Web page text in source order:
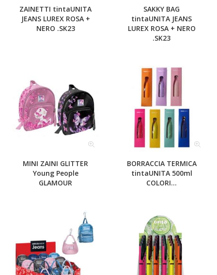
ZAINETTI tintaUNITA
JEANS LUREX ROSA +
NERO .SK23
SAKKY BAG
tintaUNITA JEANS
LUREX ROSA + NERO
.SK23
MINI ZAINI GLITTER
Young People
GLAMOUR
BORRACCIA TERMICA
tintaUNITA 500ml
COLORI...